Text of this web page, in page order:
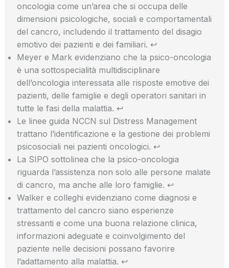
oncologia come un’area che si occupa delle
dimensioni psicologiche, sociali e comportamentali
del cancro, includendo il trattamento del disagio
emotivo dei pazienti e dei familiari. ↩
Meyer e Mark evidenziano che la psico-oncologia
è una sottospecialità multidisciplinare
dell’oncologia interessata alle risposte emotive dei
pazienti, delle famiglie e degli operatori sanitari in
tutte le fasi della malattia. ↩
Le linee guida NCCN sul Distress Management
trattano l’identificazione e la gestione dei problemi
psicosociali nei pazienti oncologici. ↩
La SIPO sottolinea che la psico-oncologia
riguarda l’assistenza non solo alle persone malate
di cancro, ma anche alle loro famiglie. ↩
Walker e colleghi evidenziano come diagnosi e
trattamento del cancro siano esperienze
stressanti e come una buona relazione clinica,
informazioni adeguate e coinvolgimento del
paziente nelle decisioni possano favorire
l’adattamento alla malattia. ↩